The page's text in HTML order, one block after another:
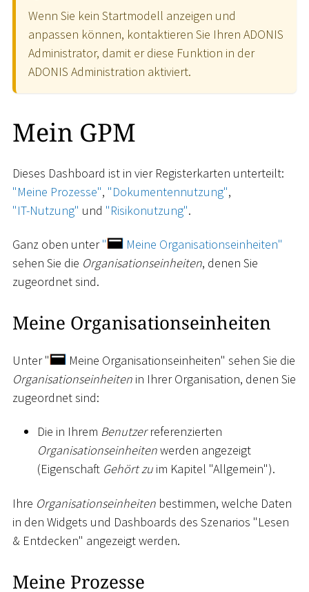
Wenn Sie kein Startmodell anzeigen und
anpassen können, kontaktieren Sie Ihren ADONIS
Administrator, damit er diese Funktion in der
ADONIS Administration aktiviert.
Mein GPM
Dieses Dashboard ist in vier Registerkarten unterteilt:
"Meine Prozesse", "Dokumentennutzung",
"IT-Nutzung" und "Risikonutzung".
Ganz oben unter"
Meine Organisationseinheiten"
sehen Sie die Organisationseinheiten, denen Sie
zugeordnet sind.
Meine Organisationseinheiten
Unter "
Meine Organisationseinheiten" sehen Sie die
Organisationseinheiten in Ihrer Organisation, denen Sie
zugeordnet sind:
Die in Ihrem Benutzerreferenzierten
Organisationseinheitenwerden angezeigt
(Eigenschaft Gehört zu im Kapitel "Allgemein").
Ihre Organisationseinheiten bestimmen, welche Daten
in den Widgets und Dashboards des Szenarios "Lesen
& Entdecken" angezeigt werden.
Meine Prozesse